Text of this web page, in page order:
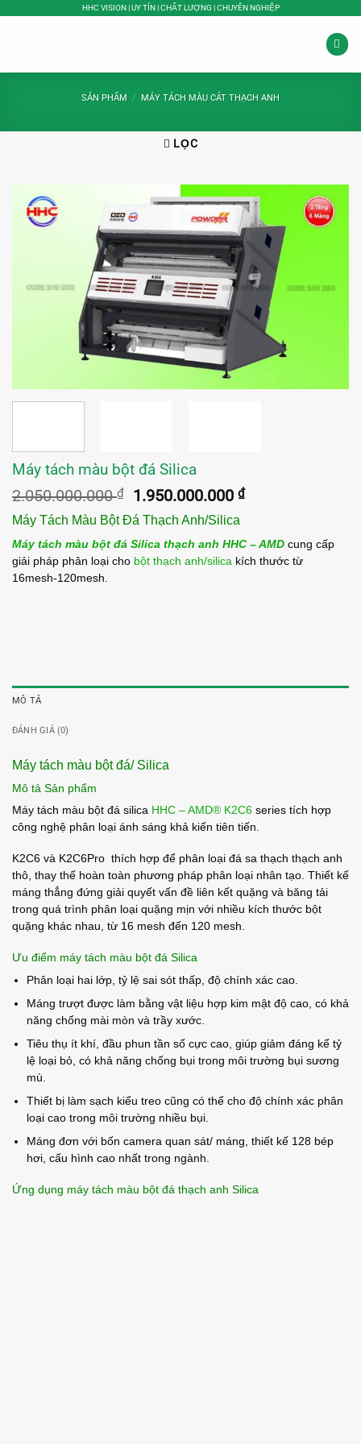
HHC VISION | UY TÍN | CHẤT LƯỢNG | CHUYÊN NGHIỆP
SẢN PHẨM / MÁY TÁCH MÀU CÁT THẠCH ANH
LỌC
Máy tách màu bột đá Silica
2.050.000.000₫
Giá
gốc
là:
2.050.000.000 ₫.
1.950.000.000₫Giá
là:
1.950.000.000
Máy Tách Màu Bột Đá Thạch Anh/Silica
Máy tách màu bột đá Silica thạch anh HHC – AMD cung cấp
giải pháp phân loại cho bột thạch anh/silica kích thước từ
16mesh-120mesh.
MÔ TẢ
ĐÁNH GIÁ (0)
Máy tách màu bột đá/ Silica
Mô tả Sản phẩm
Máy tách màu bột đá silica HHC – AMD® K2C6 series tích hợp
công nghệ phân loại ánh sáng khả kiến ​​tiên tiến.
K2C6 và K2C6Pro thích hợp để phân loại đá sa thạch thạch anh
thô, thay thế hoàn toàn phương pháp phân loại nhân tạo. Thiết kế
máng thẳng đứng giải quyết vấn đề liên kết quặng và băng tải
trong quá trình phân loại quặng mịn với nhiều kích thước bột
quặng khác nhau, từ 16 mesh đến 120 mesh.
Ưu điểm máy tách màu bột đá Silica
Phân loại hai lớp, tỷ lệ sai sót thấp, độ chính xác cao.
Máng trượt được làm bằng vật liệu hợp kim mật độ cao, có khả
năng chống mài mòn và trầy xước.
Tiêu thụ ít khí, đầu phun tần số cực cao, giúp giảm đáng kể tỷ
lệ loại bỏ, có khả năng chống bụi trong môi trường bụi sương
mù.
Thiết bị làm sạch kiểu treo cũng có thể cho độ chính xác phân
loại cao trong môi trường nhiều bụi.
Máng đơn với bốn camera quan sát/ máng, thiết kế 128 bép
hơi, cấu hình cao nhất trong ngành.
Ứng dụng máy tách màu bột đá thạch anh Silica